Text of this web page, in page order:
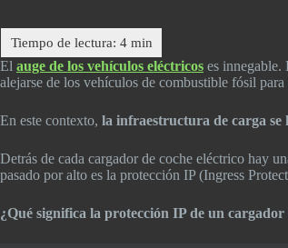
El auge de los vehículos eléctricos es innegable.
alejarse de los vehículos de combustible fósil
En este contexto, la infraestructura de carga se
Detrás de cada cargador de coche eléctrico hay
pasado por alto es la protección IP (Ingress
¿Qué significa la protección IP de un